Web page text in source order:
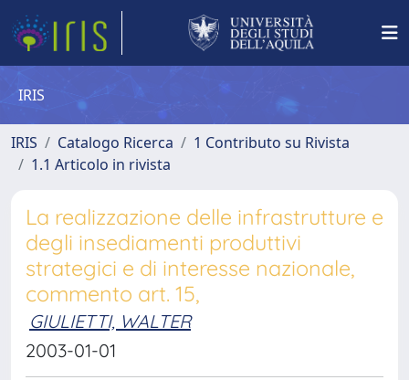
IRIS
IRIS Catalogo Ricerca
1 Contributo su Rivista
1.1 Articolo in rivista
La realizzazione delle infrastrutture e
degli insediamenti produttivi
strategici e di interesse nazionale,
commento art. 15,
GIULIETTI, WALTER
2003-01-01